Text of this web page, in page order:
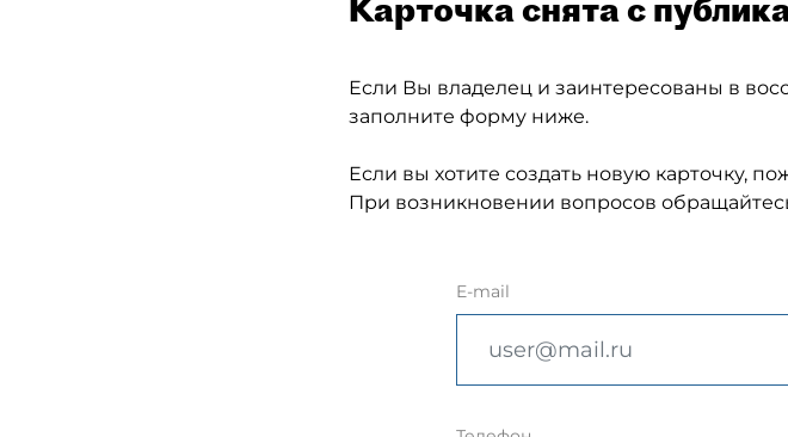
Карточка снята с
Если Вы владелец и заинтересованы в
заполните форму ниже.
Если вы хотите создать новую карточку,
При возникновении вопросов
E-mail